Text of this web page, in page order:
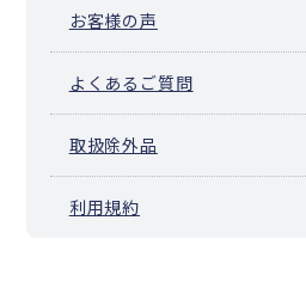
お客様の声
よくあるご質問
取扱除外品
利用規約